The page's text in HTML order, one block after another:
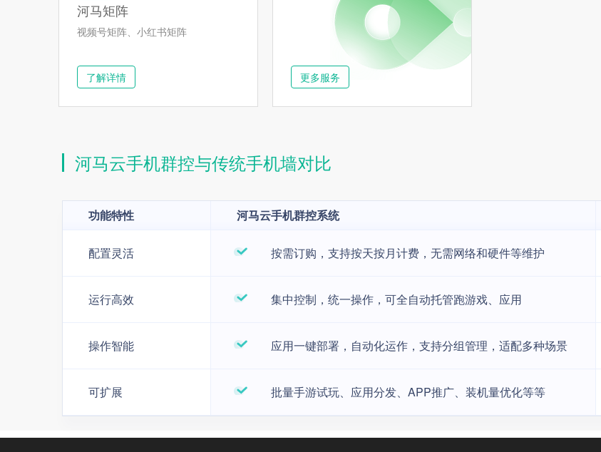
河马矩阵
视频号矩阵、小红书矩阵
了解详情 更多服务
河马云手机群控与传统手机墙对比
功能特性 河马云手机群控系统
配置灵活 按需订购，支持按天按月计费，无需网络和硬件等维护
运行高效 集中控制，统一操作，可全自动托管跑游戏、应用
操作智能 应用一键部署，自动化运作，支持分组管理，适配多种场景
可扩展 批量手游试玩、应用分发、APP推广、装机量优化等等